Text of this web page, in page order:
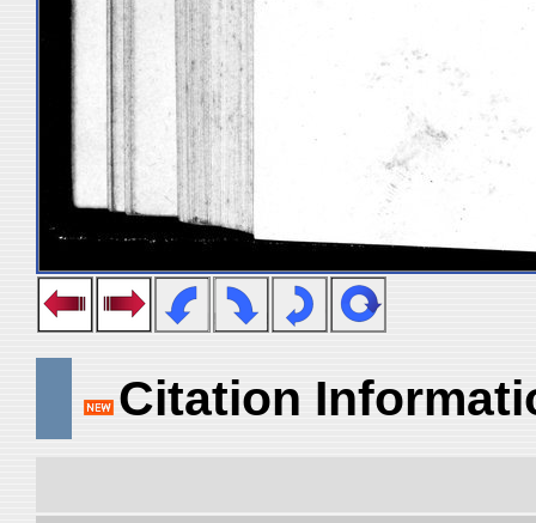
Citation